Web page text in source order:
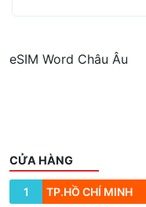
eSIM Word Châu Âu
CỬA HÀNG
1 TP.HỒ CHÍ MINH